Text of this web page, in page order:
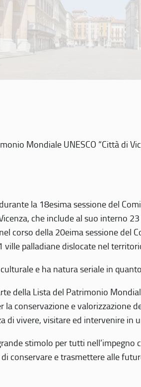
Mondiale UNESCO “Città di
la 18esima sessione del
che include al suo interno
corso della 20eima sessione del
ville palladiane dislocate nel
e ha natura seriale in
della Lista del Patrimonio
la conservazione e valorizzazione
di vivere, visitare ed intervenire
stimolo per tutti
conservare e trasmettere alle